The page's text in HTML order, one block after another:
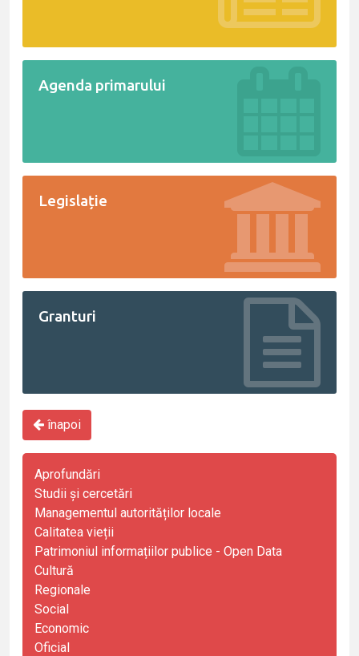
Agenda primarului
Legislație
Granturi
înapoi
Aprofundări
Studii și cercetări
Managementul autorităților locale
Calitatea vieții
Patrimoniul informațiilor publice - Open Data
Cultură
Regionale
Social
Economic
Oficial